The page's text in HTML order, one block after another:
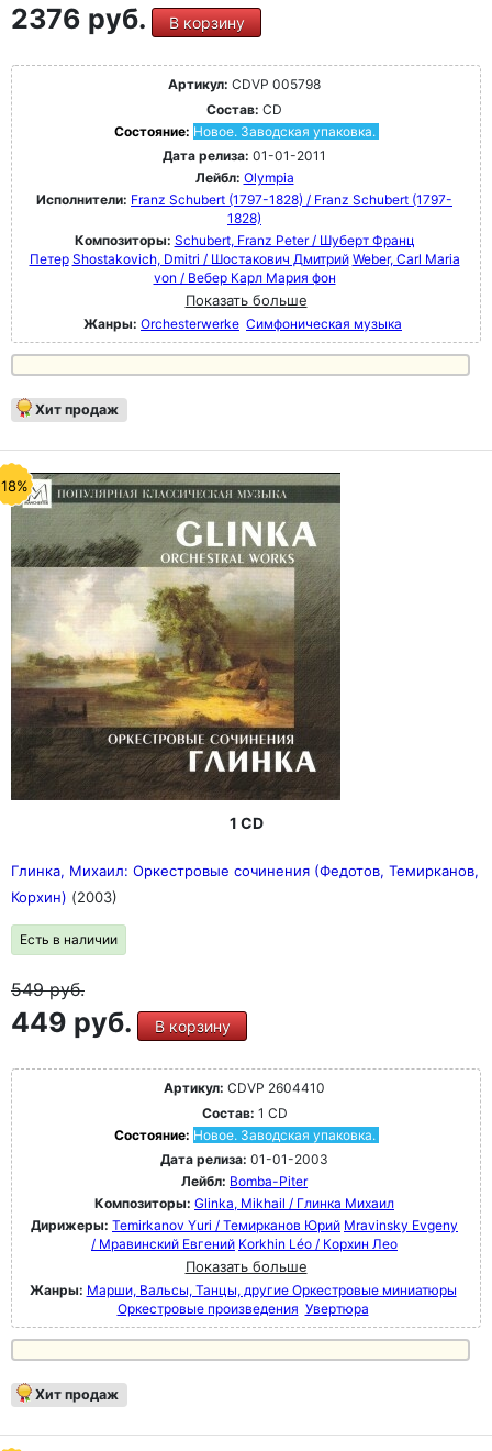
2376 руб. В корзину
Артикул: CDVP 005798
Состав: CD
Состояние: Новое. Заводская упаковка.
Дата релиза: 01-01-2011
Лейбл: Olympia
Исполнители: Franz Schubert (1797-1828) / Franz Schubert (1797-
1828)
Композиторы: Schubert, Franz Peter / Шуберт Франц
Петер Shostakovich, Dmitri / Шостакович Дмитрий Weber, Carl Maria
von / Вебер Карл Мария фон
Показать больше
Жанры: Orchesterwerke Симфоническая музыка
Хит продаж
1 CD
Глинка, Михаил: Оркестровые сочинения (Федотов, Темирканов,
Корхин) (2003)
Есть в наличии
549руб.
449 руб. В корзину
Артикул: CDVP 2604410
Состав: 1 CD
Состояние: Новое. Заводская упаковка.
Дата релиза: 01-01-2003
Лейбл: Bomba-Piter
Композиторы: Glinka, Mikhail / Глинка Михаил
Дирижеры: Temirkanov Yuri / Темирканов Юрий Mravinsky Evgeny
/ Мравинский Евгений Korkhin Léo / Корхин Лео
Показать больше
Жанры: Марши, Вальсы, Танцы, другие Оркестровые миниатюры
Оркестровые произведения Увертюра
Хит продаж